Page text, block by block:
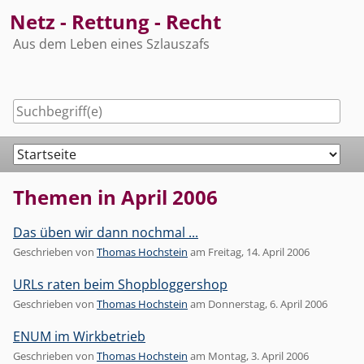
to
content
Netz - Rettung - Recht
Aus dem Leben eines Szlauszafs
Navigation
Themen in April 2006
Das üben wir dann nochmal ...
Geschrieben von Thomas Hochstein am Freitag, 14. April 2006
URLs raten beim Shopbloggershop
Geschrieben von Thomas Hochstein am Donnerstag, 6. April 2006
ENUM im Wirkbetrieb
Geschrieben von Thomas Hochstein am Montag, 3. April 2006